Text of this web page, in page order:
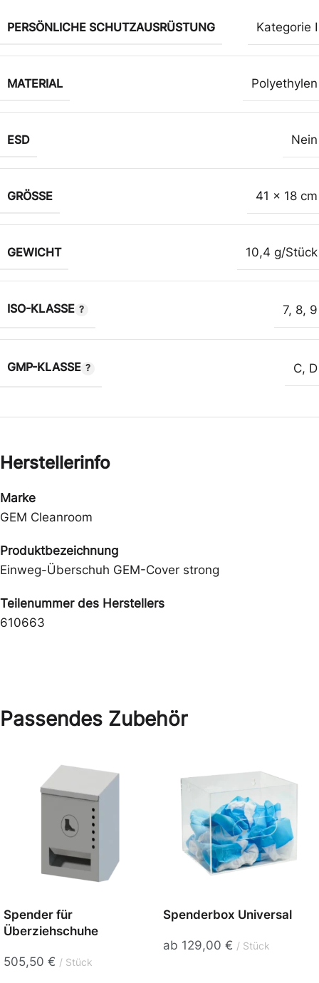
PERSÖNLICHE SCHUTZAUSRÜSTUNG Kategorie I
MATERIAL Polyethylen
ESD Nein
GRÖSSE 41 x 18 cm
GEWICHT 10,4 g/Stück
ISO-KLASSE 7, 8, 9
GMP-KLASSE C, D
Herstellerinfo
Marke
GEM Cleanroom
Produktbezeichnung
Einweg-Überschuh GEM-Cover strong
Teilenummer des Herstellers
610663
Passendes Zubehör
Spender für
Überziehschuhe
505,50 € Stück
Spenderbox Universal
ab 129,00 € Stück